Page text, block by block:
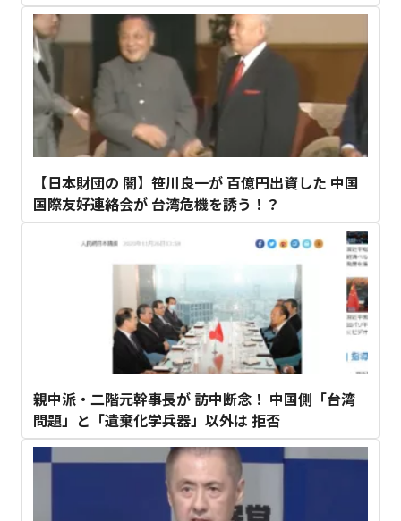
【日本財団の 闇】笹川良一が 百億円出資した 中国
国際友好連絡会が 台湾危機を誘う！？
親中派・二階元幹事長が 訪中断念！ 中国側「台湾
問題」と「遺棄化学兵器」以外は 拒否